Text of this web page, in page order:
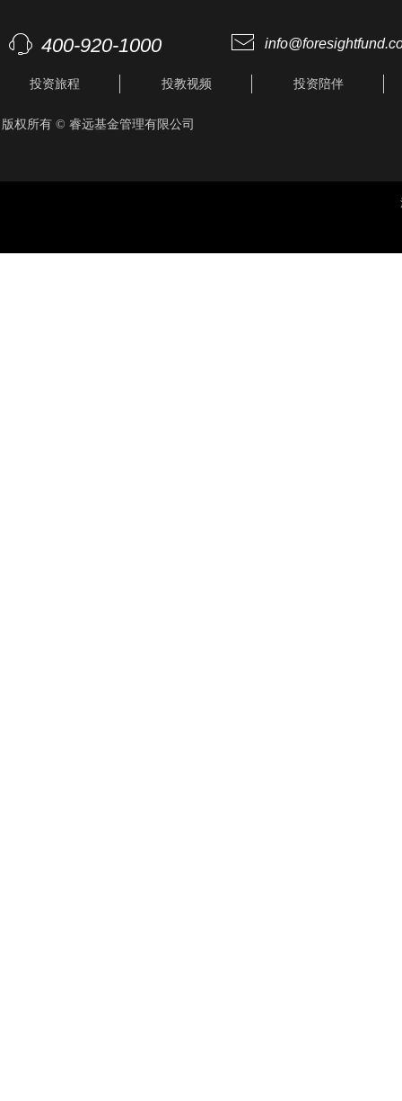
ꁱ 400-920-1000 ꂘ
投资旅程 投教视频 投资陪伴
版权所有 © 睿远基金管理有限公司